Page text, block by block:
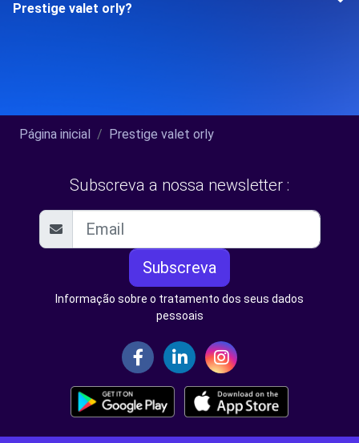
Prestige valet orly?
Página inicial Prestige valet orly
Subscreva a nossa newsletter :
Subscreva
Informação sobre o tratamento dos seus dados
pessoais